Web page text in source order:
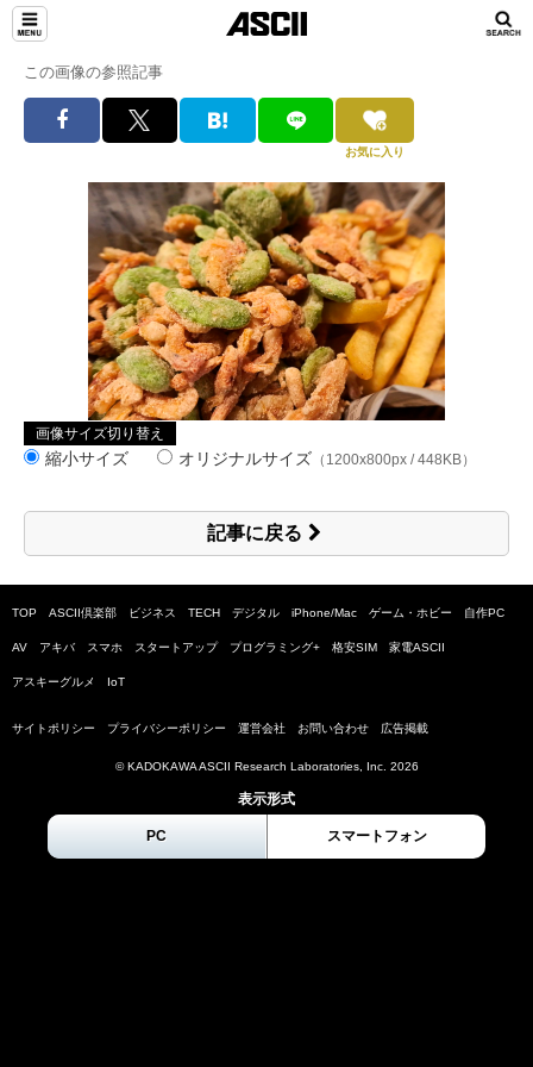
この画像の参照記事
お気に入り
画像サイズ切り替え
縮小サイズ オリジナルサイズ （1200x800px / 448KB）
記事に戻る
TOP ASCII倶楽部 ビジネス TECH デジタル iPhone/Mac ゲーム・ホビー 自作PC
AV アキバ スマホ スタートアップ プログラミング+ 格安SIM 家電ASCII
アスキーグルメ IoT
サイトポリシー プライバシーポリシー 運営会社 お問い合わせ 広告掲載
© KADOKAWA ASCII Research Laboratories, Inc. 2026
表示形式
PC スマートフォン